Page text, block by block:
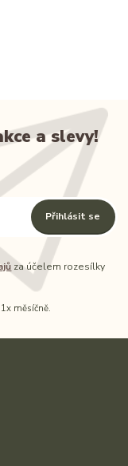
a slevy!
Přihlásit se
za účelem rozesílky
měsíčně.